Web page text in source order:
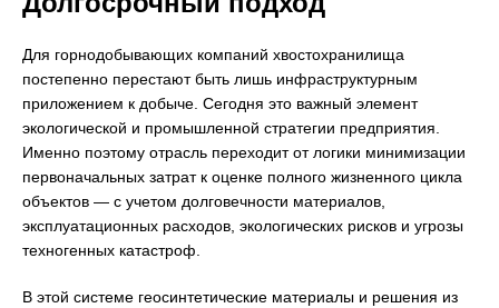
Для горнодобывающих компаний хвостохранилища
постепенно перестают быть лишь инфраструктурным
приложением к добыче. Сегодня это важный элемент
экологической и промышленной стратегии предприятия.
Именно поэтому отрасль переходит от логики минимизации
первоначальных затрат к оценке полного жизненного цикла
объектов — с учетом долговечности материалов,
эксплуатационных расходов, экологических рисков и угрозы
техногенных катастроф.
В этой системе геосинтетические материалы и решения из